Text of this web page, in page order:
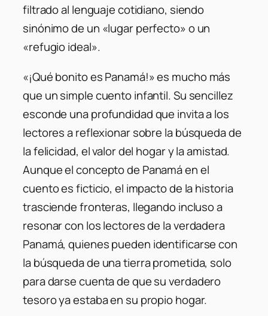
filtrado al lenguaje cotidiano, siendo
sinónimo de un «lugar perfecto» o un
«refugio ideal».
«¡Qué bonito es Panamá!» es mucho más
que un simple cuento infantil. Su sencillez
esconde una profundidad que invita a los
lectores a reflexionar sobre la búsqueda de
la felicidad, el valor del hogar y la amistad.
Aunque el concepto de Panamá en el
cuento es ficticio, el impacto de la historia
trasciende fronteras, llegando incluso a
resonar con los lectores de la verdadera
Panamá, quienes pueden identificarse con
la búsqueda de una tierra prometida, solo
para darse cuenta de que su verdadero
tesoro ya estaba en su propio hogar.